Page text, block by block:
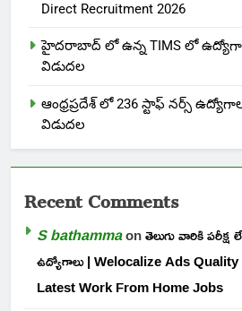
Direct Recruitment 2026
హైదరాబాద్ లో ఉన్న TIMS లో
విడుదల
ఆంధ్రప్రదేశ్ లో 236 స్టాఫ్ నర్స్
విడుదల
Recent Comments
S bathammaonతెలుగు వారికి
ఉద్యోగాలు | Welocalize Ads
Latest Work From Home Jobs